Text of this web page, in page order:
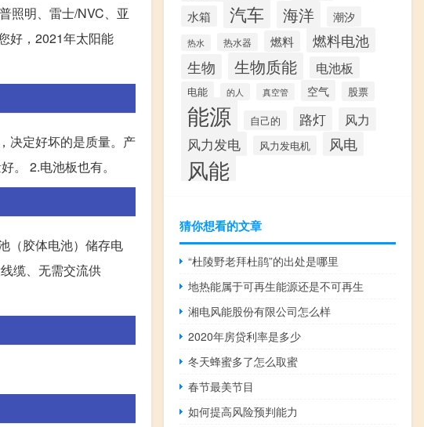
照明、雷士/NVC、亚
好，2021年太阳能
决定好坏的是质量。产
。 2.电池板也有。
（胶体电池）储存电
缆、无需交流供
水箱 汽车 海洋 潮汐
热水 热水器 燃料
燃料电池
生物
生物质能 电池板
电能 的人 真空管 空气 股票
能源 自己的 路灯 风力
风力发电 风力发电机 风电
风能
猜你想看的文章
“杜陵野老拜杜鹃”的出处是哪里
地热能属于可再生能源还是不可再生
湘电风能股份有限公司怎么样
2020年房贷利率是多少
冬天蜂蜜多了怎么取蜜
春节最美节目
如何提高风险预判能力